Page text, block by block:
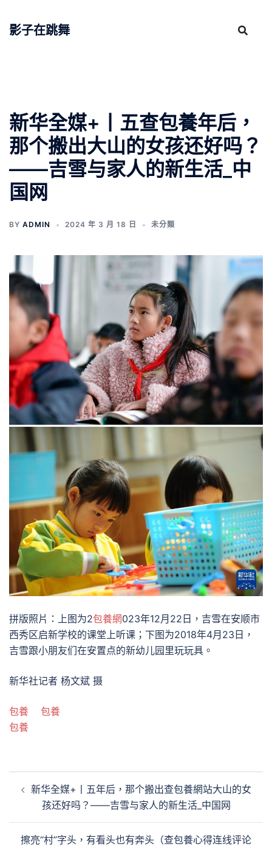
影子在跳舞
新华全媒+丨五查包養年后，
那个搬出大山的女孩还好吗？
——吉雪与家人的新生活_中
国网
BY ADMIN 2024 年 3 月 18 日 未分類
拼版照片：上图为2包養網023年12月22日，吉雪在安顺市
西秀区启新学校的课堂上听课；下图为2018年4月23日，
吉雪跟小朋友们在安置点的新幼儿园里玩玩具。
新华社记者 杨文斌 摄
包養
包養
包養
章
覽
新华全媒+丨五年后，那个搬出查包養網站大山的女
孩还好吗？——吉雪与家人的新生活_中国网
擦亮“村”字头，有看头也有奔头（查包養心得连线评论